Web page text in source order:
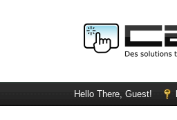
Hello There, Guest!